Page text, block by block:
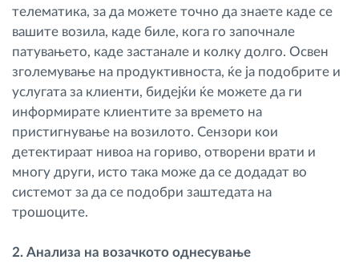
телематика, за да можете точно да знаете каде се
вашите возила, каде биле, кога го започнале
патувањето, каде застанале и колку долго. Освен
зголемување на продуктивноста, ќе ја подобрите и
услугата за клиенти, бидејќи ќе можете да ги
информирате клиентите за времето на
пристигнување на возилото. Сензори кои
детектираат нивоа на гориво, отворени врати и
многу други, исто така може да се додадат во
системот за да се подобри заштедата на
трошоците.
2. Анализа на возачкото однесување